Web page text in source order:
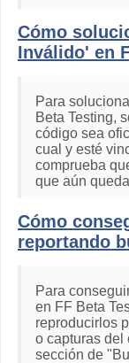
Cómo
Inválido' en
Para
Beta Testing,
código sea
cual y esté
comprueba
que aún
Cómo
reportando
Para
en FF Beta
reproducirlos
o capturas del
sección de